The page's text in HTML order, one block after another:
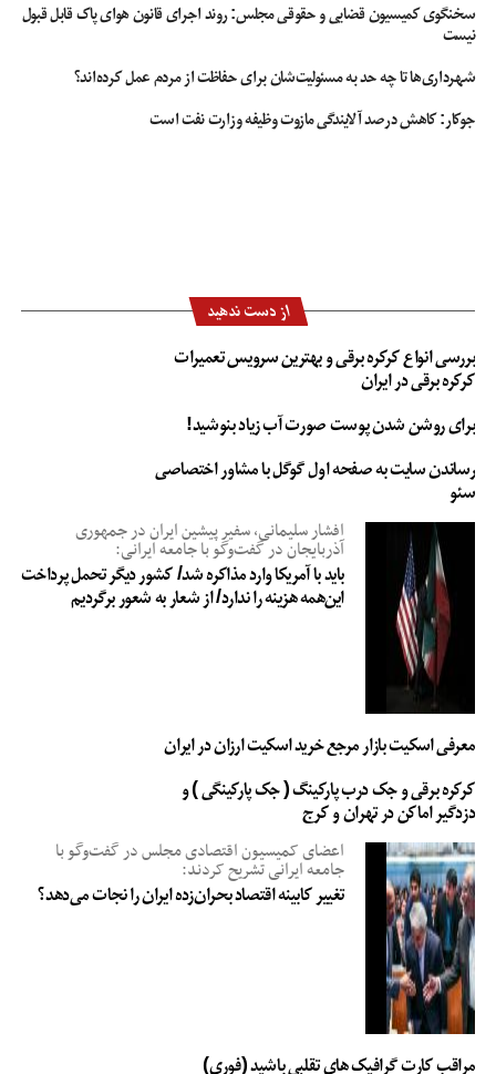
سخنگوی کمیسیون قضایی و حقوقی مجلس: روند اجرای قانون هوای پاک قابل قبول
نیست
شهرداری‌ها تا چه حد به مسئولیت‌شان برای حفاظت از مردم عمل کرده‌اند؟
جوکار: کاهش درصد آلایندگی مازوت وظیفه وزارت نفت است
از دست ندهید
بررسی انواع کرکره برقی و بهترین سرویس تعمیرات
کرکره برقی در ایران
برای روشن شدن پوست صورت آب زیاد بنوشید!
رساندن سایت به صفحه اول گوگل با مشاور اختصاصی
سئو
افشار سلیمانی، سفیر پیشین ایران در جمهوری
آذربایجان در گفت‌وگو با جامعه ایرانی:
باید با آمریکا وارد مذاکره شد/ کشور دیگر تحمل پرداخت
این‌همه هزینه را ندارد/ از شعار به شعور برگردیم
معرفی اسکیت بازار مرجع خرید اسکیت ارزان در ایران
کرکره برقی و جک درب پارکینگ ( جک پارکینگی ) و
دزدگیر اماکن در تهران و کرج
اعضای کمیسیون اقتصادی مجلس در گفت‌وگو با
جامعه ایرانی تشریح کردند:
تغییر کابینه اقتصاد بحران‌زده ایران را نجات می‌دهد؟
مراقب کارت گرافیک های تقلبی باشید (فوری)